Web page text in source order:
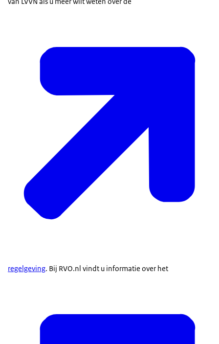
regelgeving. Bij RVO.nl vindt u informatie over het